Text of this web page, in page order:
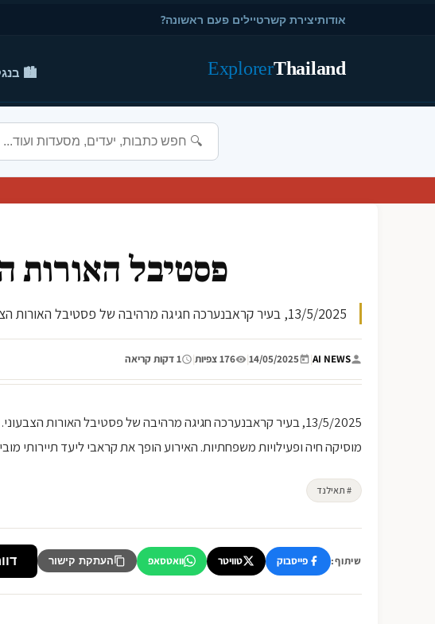
אודותיצירת קשרטיילים פעם ראשונה?
Thailand
Explorer
🏙️
פסטיבל האורות
13/5/2025, בעיר קראבנערכה חגיגה מרהיבה של פסטיבל האורות הצבעוני. הפסטיבל כלל מופעים עיצוביים מרהיבים של אורות צבעוניי מוסיקה חיה ופעילויות משפחתיות. האירוע ה...
AI NEWS
|
14/05/2025
| 176 צפיות | 1 דקות קריאה
13/5/2025, בעיר קראבנערכה חגיגה מרהיבה של פסטיבל האורות
מוסיקה חיה ופעילויות משפחתיות. האירוע הופך את קראבי ליעד תיירותי
# תאילנד
שיתוף: פייסבוק טוויטר וואטסאפ העתקת קישור